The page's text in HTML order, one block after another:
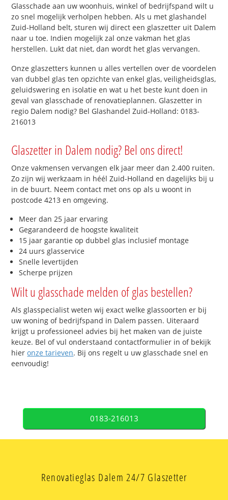
Glasschade aan uw woonhuis, winkel of bedrijfspand wilt u
zo snel mogelijk verholpen hebben. Als u met glashandel
Zuid-Holland belt, sturen wij direct een glaszetter uit Dalem
naar u toe. Indien mogelijk zal onze vakman het glas
herstellen. Lukt dat niet, dan wordt het glas vervangen.
Onze glaszetters kunnen u alles vertellen over de voordelen
van dubbel glas ten opzichte van enkel glas, veiligheidsglas,
geluidswering en isolatie en wat u het beste kunt doen in
geval van glasschade of renovatieplannen. Glaszetter in
regio Dalem nodig? Bel Glashandel Zuid-Holland: 0183-
216013
Glaszetter in Dalem nodig? Bel ons direct!
Onze vakmensen vervangen elk jaar meer dan 2.400 ruiten.
Zo zijn wij werkzaam in héél Zuid-Holland en dagelijks bij u
in de buurt. Neem contact met ons op als u woont in
postcode 4213 en omgeving.
Meer dan 25 jaar ervaring
Gegarandeerd de hoogste kwaliteit
15 jaar garantie op dubbel glas inclusief montage
24 uurs glasservice
Snelle levertijden
Scherpe prijzen
Wilt u glasschade melden of glas bestellen?
Als glasspecialist weten wij exact welke glassoorten er bij
uw woning of bedrijfspand in Dalem passen. Uiteraard
krijgt u professioneel advies bij het maken van de juiste
keuze. Bel of vul onderstaand contactformulier in of bekijk
hieronze tarieven. Bij ons regelt u uw glasschade snel en
eenvoudig!
0183-216013
Renovatieglas Dalem 24/7 Glaszetter